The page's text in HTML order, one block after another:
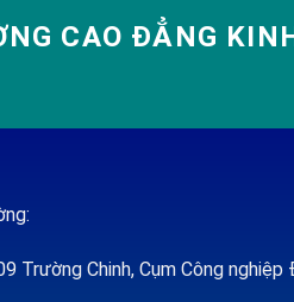
CAO ĐẲNG
Trường Chinh, Cụm Công nghiệp